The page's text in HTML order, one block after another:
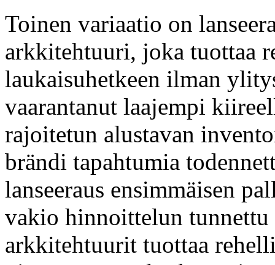
Toinen variaatio on
arkkitehtuuri, joka tuottaa
laukaisuhetkeen ilman
vaarantanut laajempi
rajoitetun alustavan
brändi tapahtumia
lanseeraus ensimmäisen
vakio hinnoittelun tunnettu
arkkitehtuurit tuottaa